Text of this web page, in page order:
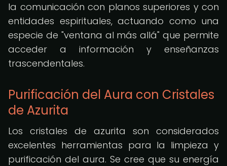
la comunicación con planos superiores y con
entidades espirituales, actuando como una
especie de "ventana al más allá" que permite
acceder a información y enseñanzas
trascendentales.
Purificación del Aura con Cristales
de Azurita
Los cristales de azurita son considerados
excelentes herramientas para la limpieza y
purificación del aura. Se cree que su energía